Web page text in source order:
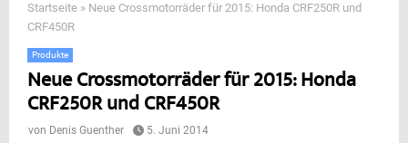
Startseite » Neue Crossmotorräder für 2015: Honda CRF250R und
CRF450R
Produkte
Neue Crossmotorräder für 2015: Honda
CRF250R und CRF450R
von Denis Guenther 5. Juni 2014